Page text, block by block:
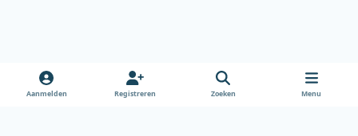
Aanmelden Registreren Zoeken Menu